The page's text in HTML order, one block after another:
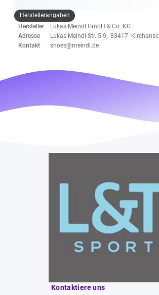
Herstellerangaben
Hersteller
Lukas Meindl GmbH & Co. KG
Adresse
Lukas Meindl Str. 5-9, 83417
Kontakt
shoes@meindl.de
Kontaktiere uns